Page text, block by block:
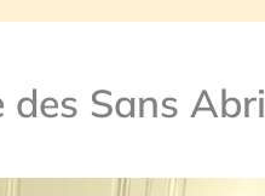
Sans Abri